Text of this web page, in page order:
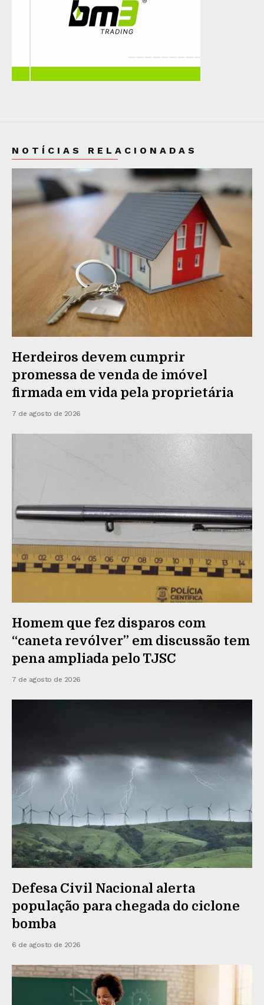
NOTÍCIAS RELACIONADAS
Herdeiros devem cumprir
promessa de venda de imóvel
firmada em vida pela proprietária
7 de agosto de 2026
Homem que fez disparos com
“caneta revólver” em discussão tem
pena ampliada pelo TJSC
7 de agosto de 2026
Defesa Civil Nacional alerta
população para chegada do ciclone
bomba
6 de agosto de 2026